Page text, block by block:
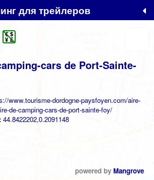
для трейлеров
cars de Port-Sainte-
www.tourisme-dordogne-paysfoyen.com/aire-
de-camping-cars-de-port-sainte-foy/
44.8422202,0.2091148
powered by Mangrove